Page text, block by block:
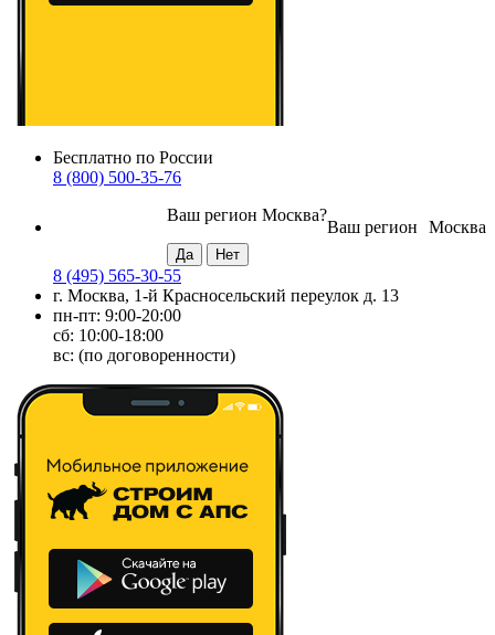
Бесплатно по России
8 (800) 500-35-76
Москва
Ваш регион
Ваш регион Москва?
8 (495) 565-30-55
г. Москва, 1-й Красносельский переулок д. 13
пн-пт: 9:00-20:00
сб: 10:00-18:00
вс: (по договоренности)